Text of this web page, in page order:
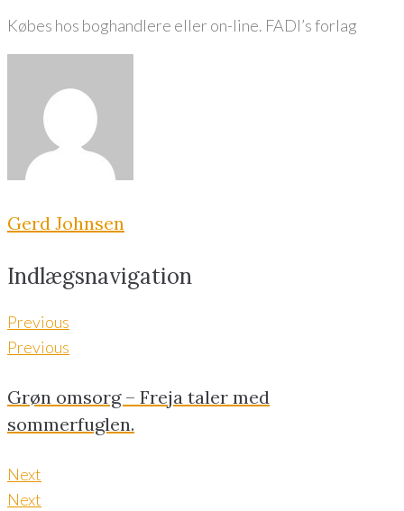
Købes hos boghandlere eller on-line. FADl’s forlag
Gerd Johnsen
Indlægsnavigation
Previous
Previous
Grøn omsorg – Freja taler med
sommerfuglen.
Next
Next